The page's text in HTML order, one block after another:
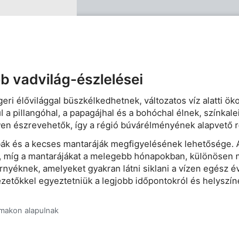
vadvilág-észlelései
élővilággal büszkélkedhetnek, változatos víz alatti
pillangóhal, a papagájhal és a bohóchal élnek,
észrevehetők, így a régió búvárélményének alapvető
és a kecses mantaráják megfigyelésének lehetősége.
a mantarájákat a melegebb hónapokban,
amelyeket gyakran látni siklani a vízen egész
egyeztetniük a legjobb időpontokról és
alapulnak